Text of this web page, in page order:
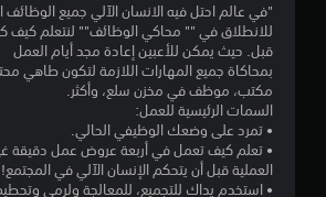
"في عالم احتل فيه الانسان الآلي جميع الوظائف
للانطلاق في "" محاكي الوظائف"" لنتعلم كيف
قبل. حيث يمكن للأعبين إعادة مجد أيام العمل
بمحاكاة جميع المهارات اللازمة لتكون طاهي
مكتب، موظف في مخزن سلع، وأكثر.
السمات الرئيسية للعمل:
• تمرد على وضعك الوظيفي الحالي.
• تعلم كيف تعمل في أربعة عروض عمل دقيقة غير
العملية قبل أن يتحكم الإنسان الآلي في المجتمع!
• استخدم يداك للتجميع، للمعالجة ولرمي